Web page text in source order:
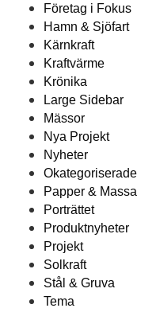
Företag i Fokus
Hamn & Sjöfart
Kärnkraft
Kraftvärme
Krönika
Large Sidebar
Mässor
Nya Projekt
Nyheter
Okategoriserade
Papper & Massa
Porträttet
Produktnyheter
Projekt
Solkraft
Stål & Gruva
Tema